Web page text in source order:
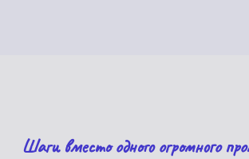
Шаги вместо одного огромного